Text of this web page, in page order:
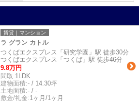
賃貸｜マンション
ラ グラン カトル
つくばエクスプレス「研究学園」駅 徒歩30分
つくばエクスプレス「つくば」駅 徒歩46分
9.8万円
間取:1LDK
建物面積:- / 14.30坪
土地面積:- / -
敷金/礼金:1ヶ月/1ヶ月